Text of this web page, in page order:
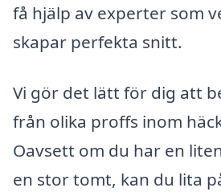
få hjälp av experter som
skapar perfekta snitt.
Vi gör det lätt för dig att
från olika proffs inom
Oavsett om du har en
en stor tomt, kan du lita